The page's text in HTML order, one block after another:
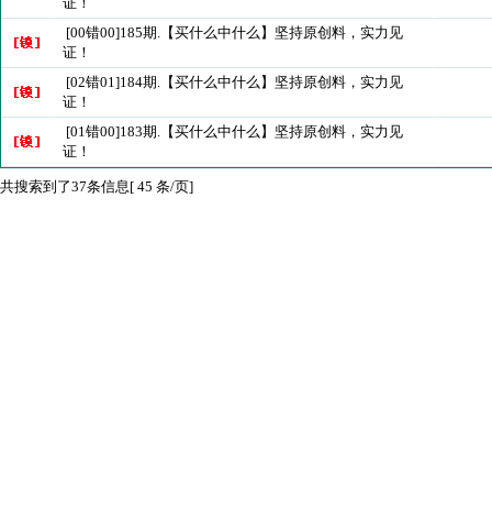
[00错00]185期.【买什么中什么】坚持原创料，实力见
证！
[02错01]184期.【买什么中什么】坚持原创料，实力见
证！
[01错00]183期.【买什么中什么】坚持原创料，实力见
证！
共搜索到了37条信息[ 45 条/页]